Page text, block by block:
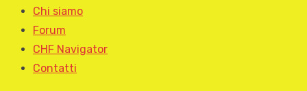
Chi siamo
Forum
CHF Navigator
Contatti